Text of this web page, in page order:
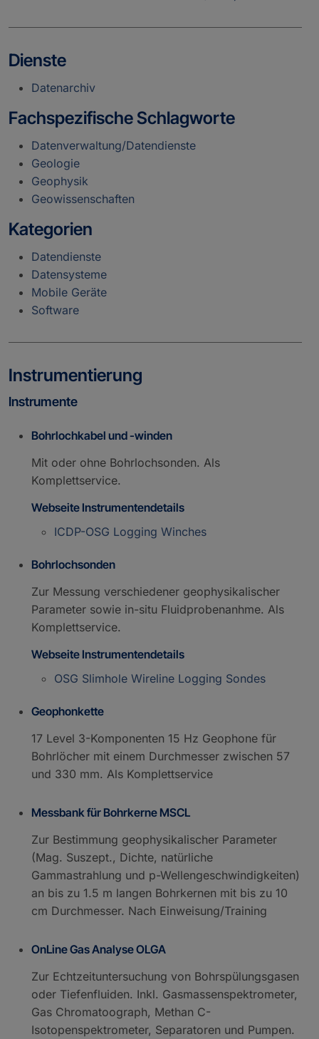
Dienste
Datenarchiv
Fachspezifische Schlagworte
Datenverwaltung/Datendienste
Geologie
Geophysik
Geowissenschaften
Kategorien
Datendienste
Datensysteme
Mobile Geräte
Software
Instrumentierung
Instrumente
Bohrlochkabel und -winden
Mit oder ohne Bohrlochsonden. Als
Komplettservice.
Webseite Instrumentendetails
ICDP-OSG Logging Winches
Bohrlochsonden
Zur Messung verschiedener geophysikalischer
Parameter sowie in-situ Fluidprobenanhme. Als
Komplettservice.
Webseite Instrumentendetails
OSG Slimhole Wireline Logging Sondes
Geophonkette
17 Level 3-Komponenten 15 Hz Geophone für
Bohrlöcher mit einem Durchmesser zwischen 57
und 330 mm. Als Komplettservice
Messbank für Bohrkerne MSCL
Zur Bestimmung geophysikalischer Parameter
(Mag. Suszept., Dichte, natürliche
Gammastrahlung und p-Wellengeschwindigkeiten)
an bis zu 1.5 m langen Bohrkernen mit bis zu 10
cm Durchmesser. Nach Einweisung/Training
OnLine Gas Analyse OLGA
Zur Echtzeituntersuchung von Bohrspülungsgasen
oder Tiefenfluiden. Inkl. Gasmassenspektrometer,
Gas Chromatoograph, Methan C-
Isotopenspektrometer, Separatoren und Pumpen.